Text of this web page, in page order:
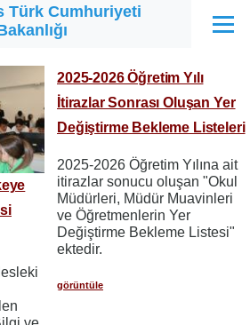
Türk Cumhuriyeti
Menü
2025-2026 Öğretim Yılı
İtirazlar Sonrası Oluşan Yer
Değiştirme Bekleme Listeleri
2025-2026 Öğretim Yılına ait
itirazlar sonucu oluşan "Okul
Müdürleri, Müdür Muavinleri
ve Öğretmenlerin Yer
Değiştirme Bekleme Listesi"
ektedir.
görüntüle